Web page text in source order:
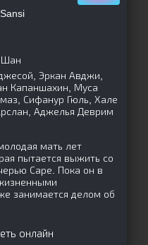
Эркан Авджи,
Капаншахин, Муса
Сифанур Гюль, Хале
Аджелья Деврим
мать лет
пытается выжить со
Саре. Пока он в
занимается делом об
онлайн